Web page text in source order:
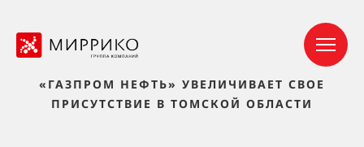
«ГАЗПРОМ НЕФТЬ» УВЕЛИЧИВАЕТ СВОЕ
ПРИСУТСТВИЕ В ТОМСКОЙ ОБЛАСТИ